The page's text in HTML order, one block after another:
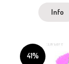
Info
41%